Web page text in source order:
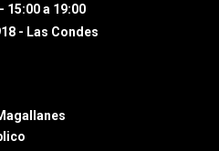
15:00 a 19:00
- Las Condes